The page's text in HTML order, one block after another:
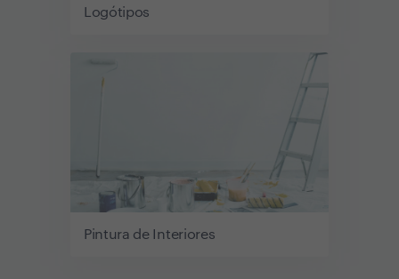
Logótipos
Pintura de Interiores